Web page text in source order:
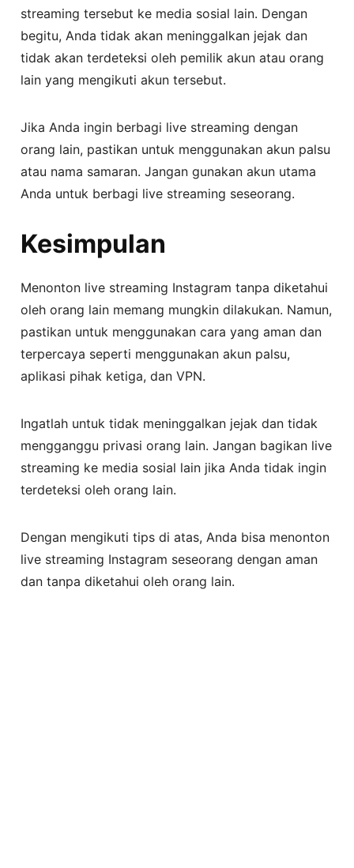
streaming tersebut ke media sosial lain. Dengan
begitu, Anda tidak akan meninggalkan jejak dan
tidak akan terdeteksi oleh pemilik akun atau orang
lain yang mengikuti akun tersebut.
Jika Anda ingin berbagi live streaming dengan
orang lain, pastikan untuk menggunakan akun palsu
atau nama samaran. Jangan gunakan akun utama
Anda untuk berbagi live streaming seseorang.
Kesimpulan
Menonton live streaming Instagram tanpa diketahui
oleh orang lain memang mungkin dilakukan. Namun,
pastikan untuk menggunakan cara yang aman dan
terpercaya seperti menggunakan akun palsu,
aplikasi pihak ketiga, dan VPN.
Ingatlah untuk tidak meninggalkan jejak dan tidak
mengganggu privasi orang lain. Jangan bagikan live
streaming ke media sosial lain jika Anda tidak ingin
terdeteksi oleh orang lain.
Dengan mengikuti tips di atas, Anda bisa menonton
live streaming Instagram seseorang dengan aman
dan tanpa diketahui oleh orang lain.